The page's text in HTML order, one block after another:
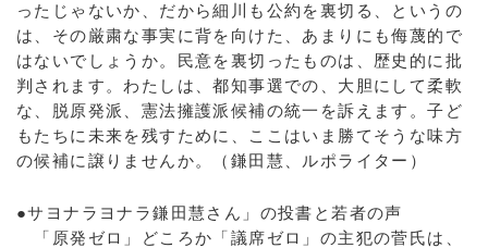
ったじゃないか、だから細川も公約を裏切る、というの
は、その厳粛な事実に背を向けた、あまりにも侮蔑的で
はないでしょうか。民意を裏切ったものは、歴史的に批
判されます。わたしは、都知事選での、大胆にして柔軟
な、脱原発派、憲法擁護派候補の統一を訴えます。子ど
もたちに未来を残すために、ここはいま勝てそうな味方
の候補に譲りませんか。（鎌田慧、ルポライター）
●サヨナラヨナラ鎌田慧さん」の投書と若者の声
「原発ゼロ」どころか「議席ゼロ」の主犯の菅氏は、